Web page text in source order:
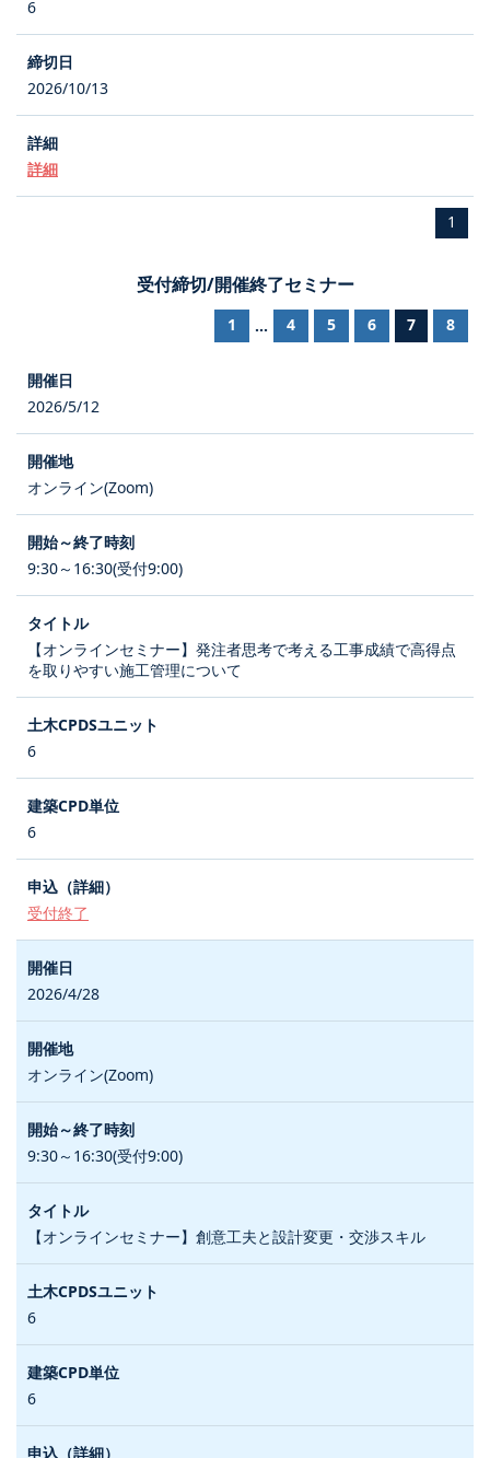
6
2026/10/13
詳細
1
受付締切/開催終了セミナー
1 ... 4 5 6 7 8
2026/5/12
オンライン(Zoom)
9:30～16:30(受付9:00)
【オンラインセミナー】発注者思考で考える工事成績で高得点
を取りやすい施工管理について
6
6
受付終了
2026/4/28
オンライン(Zoom)
9:30～16:30(受付9:00)
【オンラインセミナー】創意工夫と設計変更・交渉スキル
6
6